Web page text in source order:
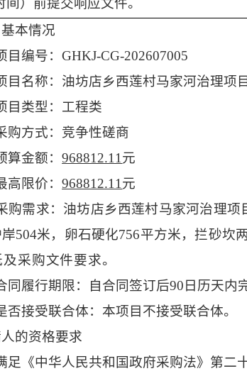
本情况
目编号：GHKJ-CG-202607005
目名称： 油坊店乡西莲村马家河治理项目
目类型： 工程类
购方式：竞争性磋商
算金额：968812.11元
高限价：968812.11元
购需求： 油坊店乡西莲村马家河治理
504米，卵石硬化756平方米，拦砂坎
采购文件要求。
同履行期限：
自合同签订后90日历天内
否接受联合体：本项目不接受联合体。
的资格要求
足《中华人民共和国政府采购法》第二